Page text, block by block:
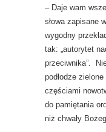
– Daje wam
słowa zapisane
wygodny
tak: „autorytet
przeciwnika”.
podłodze
częściami
do pamiętania
niż chwały